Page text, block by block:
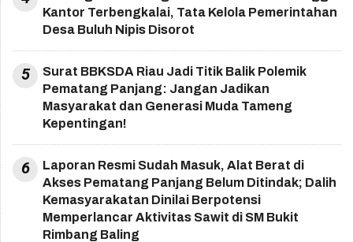
Kantor Terbengkalai, Tata Kelola Pemerintahan
Desa Buluh Nipis Disorot
5
Surat BBKSDA Riau Jadi Titik Balik Polemik
Pematang Panjang: Jangan Jadikan
Masyarakat dan Generasi Muda Tameng
Kepentingan!
6
Laporan Resmi Sudah Masuk, Alat Berat di
Akses Pematang Panjang Belum Ditindak; Dalih
Kemasyarakatan Dinilai Berpotensi
Memperlancar Aktivitas Sawit di SM Bukit
Rimbang Baling